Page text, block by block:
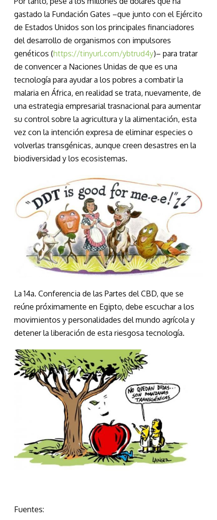
gastado la Fundación Gates –que junto con el Ejército
de Estados Unidos son los principales financiadores
del desarrollo de organismos con impulsores
genéticos (https://tinyurl.com/ybtrud4y)– para tratar
de convencer a Naciones Unidas de que es una
tecnología para ayudar a los pobres a combatir la
malaria en África, en realidad se trata, nuevamente, de
una estrategia empresarial trasnacional para aumentar
su control sobre la agricultura y la alimentación, esta
vez con la intención expresa de eliminar especies o
volverlas transgénicas, aunque creen desastres en la
biodiversidad y los ecosistemas.
La 14a. Conferencia de las Partes del CBD, que se
reúne próximamente en Egipto, debe escuchar a los
movimientos y personalidades del mundo agrícola y
detener la liberación de esta riesgosa tecnología.
Fuentes: